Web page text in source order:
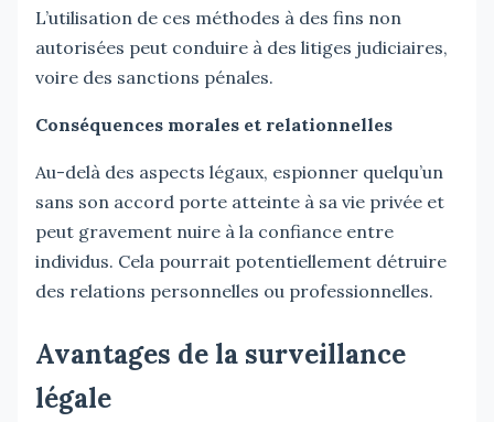
L’utilisation de ces méthodes à des fins non
autorisées peut conduire à des litiges judiciaires,
voire des sanctions pénales.
Conséquences morales et relationnelles
Au-delà des aspects légaux, espionner quelqu’un
sans son accord porte atteinte à sa vie privée et
peut gravement nuire à la confiance entre
individus. Cela pourrait potentiellement détruire
des relations personnelles ou professionnelles.
Avantages de la surveillance
légale